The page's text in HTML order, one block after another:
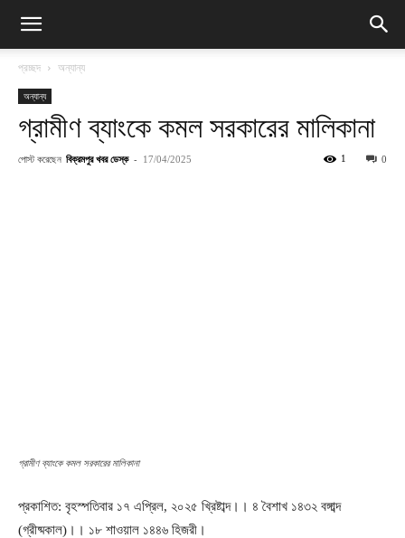
প্রচ্ছদ অন্যান্য
অন্যান্য
গ্রামীণ ব্যাংকে কমল সরকারের মালিকানা
পোস্ট করেছেন বিক্রমপুর খবর ডেস্ক - 17/04/2025 0
1
গ্রামীণ ব্যাংকে কমল সরকারের মালিকানা
প্রকাশিত: বৃহস্পতিবার ১৭ এপ্রিল, ২০২৫ খ্রিষ্টাব্দ।। ৪ বৈশাখ ১৪৩২ বঙ্গাব্দ
(গ্রীষ্মকাল)।। ১৮ শাওয়াল ১৪৪৬ হিজরী।